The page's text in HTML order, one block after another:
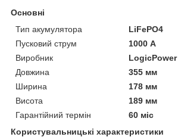
Основні
Тип акумулятора
LiFePO4
Пусковий струм
1000 А
Виробник
LogicPower
Довжина
355 мм
Ширина
178 мм
Висота
189 мм
Гарантійний термін
60 міс
Користувальницькі характеристики